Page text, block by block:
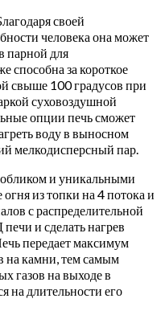
своей
человека она может
парной для
способна за короткое
свыше 100 градусов при
суховоздушной
опции печь сможет
воду в выносном
мелкодисперсный пар.
и уникальными
из топки на 4 потока и
с распределительной
и сделать нагрев
передает максимум
на камни, тем самым
газов на выходе в
на длительности его